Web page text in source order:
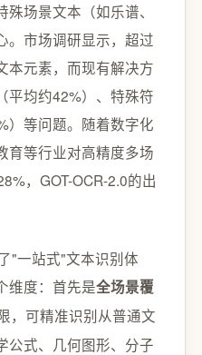
场景文本（如乐谱、
。市场调研显示，超过
本元素，而现有解决方
平均约42%）、特殊符
）等问题。随着数字化
育等行业对高精度多场
，GOT-OCR-2.0的出
"一站式"文本识别体
维度：首先是全场景覆
，可精准识别从普通文
公式、几何图形、分子